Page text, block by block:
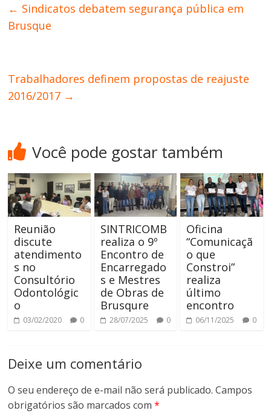
← Sindicatos debatem segurança pública em
Brusque
Trabalhadores definem propostas de reajuste
2016/2017 →
Você pode gostar também
Reunião
discute
atendimento
s no
Consultório
Odontológic
o
03/02/2020 0
SINTRICOMB
realiza o 9º
Encontro de
Encarregado
s e Mestres
de Obras de
Brusqure
28/07/2025 0
Oficina
“Comunicaçã
o que
Constroi”
realiza
último
encontro
06/11/2025 0
Deixe um comentário
O seu endereço de e-mail não será publicado. Campos
obrigatórios são marcados com*